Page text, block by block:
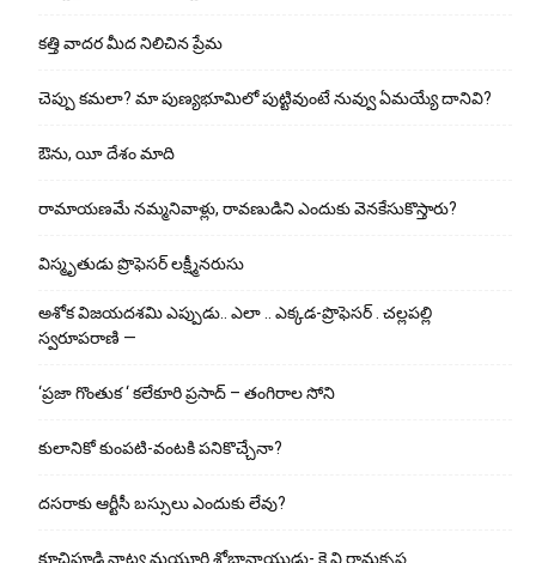
కత్తి వాదర మీద నిలిచిన ప్రేమ
చెప్పు క‌మ‌లా? మా పుణ్యభూమిలో పుట్టివుంటే నువ్వు ఏమయ్యే దానివి?
ఔను, యీ దేశం మాది
రామాయణమే నమ్మనివాళ్లు, రావణుడిని ఎందుకు వెనకేసుకొస్తారు?
విస్మృతుడు ప్రొఫెసర్ లక్ష్మీనరుసు
అశోక విజ‌య‌ద‌శ‌మి ఎప్పుడు.. ఎలా .. ఎక్క‌డ‌-ప్రొఫెసర్ . చల్లపల్లి
స్వరూపరాణి —
‘ప్రజా గొంతుక ‘ కలేకూరి ప్రసాద్ – తంగిరాల సోని
కులానికో కుంప‌టి-వంట‌కి ప‌నికొచ్చేనా?
ద‌స‌రాకు ఆర్టీసీ బ‌స్సులు ఎందుకు లేవు?
కూచిపూడి నాట్య మ‌యూరి శోభానాయుడు- కె.వి.రామకృష్ణ